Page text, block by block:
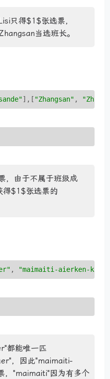
只得$1$张选票，
当选班长。
] , [ "Zhangsan" ,
，由于不属于班级成
得$1$张选票的
, "maimaiti-aierken-
都能唯一匹
，因此"maimaiti-
"maimaiti"因为有多个